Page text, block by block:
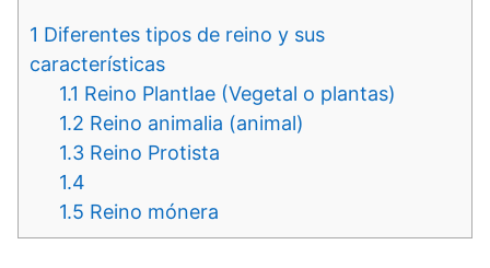
1 Diferentes tipos de reino y sus
características
1.1 Reino Plantlae (Vegetal o plantas)
1.2 Reino animalia (animal)
1.3 Reino Protista
1.4
1.5 Reino mónera